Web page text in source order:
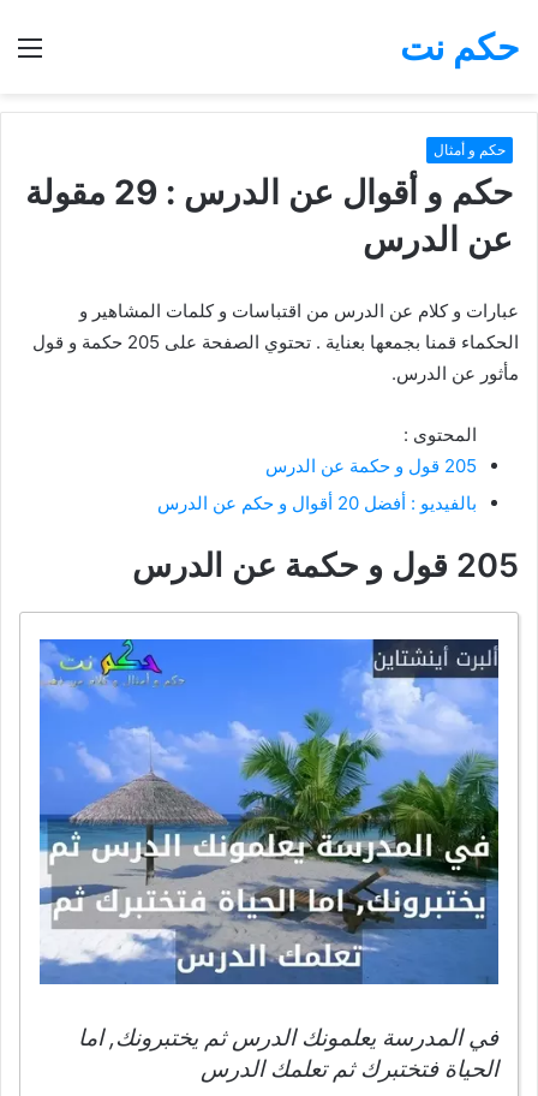
بحث
حكم نت
حكم و أمثال
حكم و أقوال عن الدرس : 29 مقولة
عن الدرس
عبارات و كلام عن الدرس من اقتباسات و كلمات المشاهير و
الحكماء قمنا بجمعها بعناية . تحتوي الصفحة على 205 حكمة و قول
مأثور عن الدرس.
المحتوى :
205 قول و حكمة عن الدرس
بالفيديو : أفضل 20 أقوال و حكم عن الدرس
205 قول و حكمة عن الدرس
في المدرسة يعلمونك الدرس ثم يختبرونك, اما
الحياة فتختبرك ثم تعلمك الدرس